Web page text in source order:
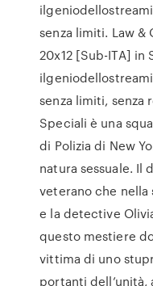
senza limiti. Law
20x12 [Sub-ITA] in
senza limiti, senza
Speciali è una
di Polizia di New
natura sessuale. Il
veterano che
e la detective
questo mestiere
vittima di uno
portanti dell’unità,